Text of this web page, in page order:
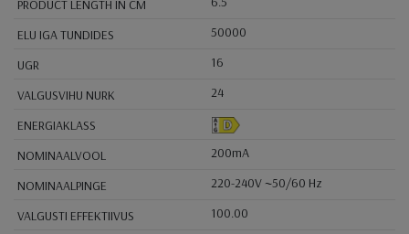
PRODUCT LENGTH IN CM
ELU IGA TUNDIDES
50000
UGR
16
VALGUSVIHU NURK
24
ENERGIAKLASS
NOMINAALVOOL
200mA
NOMINAALPINGE
220-240V ~50/60 Hz
VALGUSTI EFFEKTIIVUS
100.00